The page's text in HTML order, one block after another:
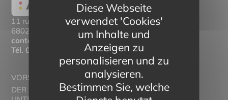
11 rue Mittlerweg,
68025 Colmar Cedex
contact@eltern-bilinguisme.org
Tél. 03 89 20 46 74
VORSTELLUNG
DER ZWEISPRACHIGE
Diese Webseite
verwendet 'Cookies'
um Inhalte und
Anzeigen zu
personalisieren und zu
analysieren.
Bestimmen Sie, welche